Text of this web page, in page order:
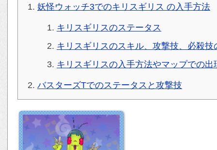
妖怪ウォッチ3でのキリスギリス の入手方法
キリスギリスのステータス
キリスギリスのスキル、攻撃技、必殺技
キリスギリスの入手方法やマップでの出
バスターズTでのステータスと攻撃技